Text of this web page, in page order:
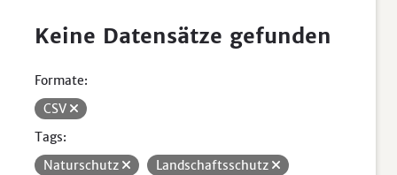
Keine Datensätze gefunden
Formate:
CSV
Tags:
Naturschutz
Landschaftsschutz